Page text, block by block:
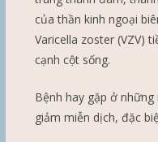
của thần kinh ngoại
Varicella zoster (VZV)
cạnh cột sống.
Bệnh hay gặp ở
giảm miễn dịch, đặc